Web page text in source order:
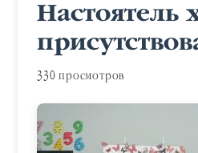
Настоятель
330 просмотров